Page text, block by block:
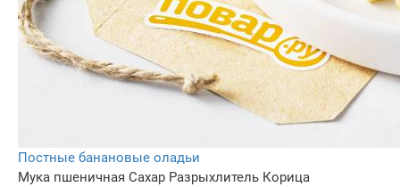
Постные банановые оладьи
Мука пшеничная Сахар Разрыхлитель Корица